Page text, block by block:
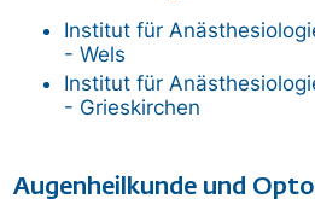
Institut für
- Wels
Institut für
- Grieskirchen
Augenheilkunde und